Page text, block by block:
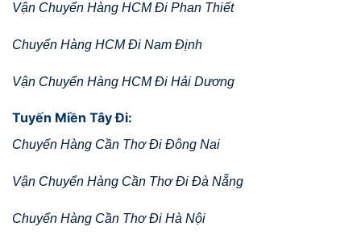
Vận Chuyển Hàng HCM Đi Phan Thiết
Chuyển Hàng HCM Đi Nam Định
Vận Chuyển Hàng HCM Đi Hải Dương
Tuyến Miền Tây Đi:
Chuyển Hàng Cần Thơ Đi Đông Nai
Vận Chuyển Hàng Cần Thơ Đi Đà Nẵng
Chuyển Hàng Cần Thơ Đi Hà Nội